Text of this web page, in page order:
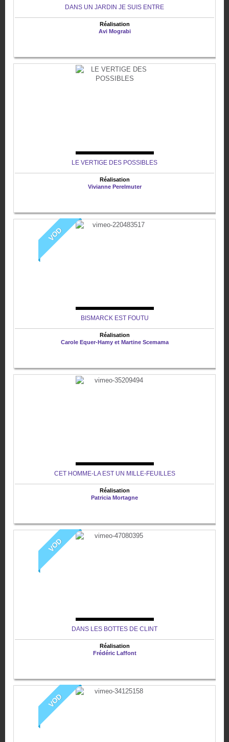
DANS UN JARDIN JE SUIS ENTRE
Réalisation
Avi Mograbi
LE VERTIGE DES POSSIBLES
Réalisation
Vivianne Perelmuter
VOD
BISMARCK EST FOUTU
Réalisation
Carole Equer-Hamy et Martine Scemama
CET HOMME-LA EST UN MILLE-FEUILLES
Réalisation
Patricia Mortagne
VOD
DANS LES BOTTES DE CLINT
Réalisation
Frédéric Laffont
VOD